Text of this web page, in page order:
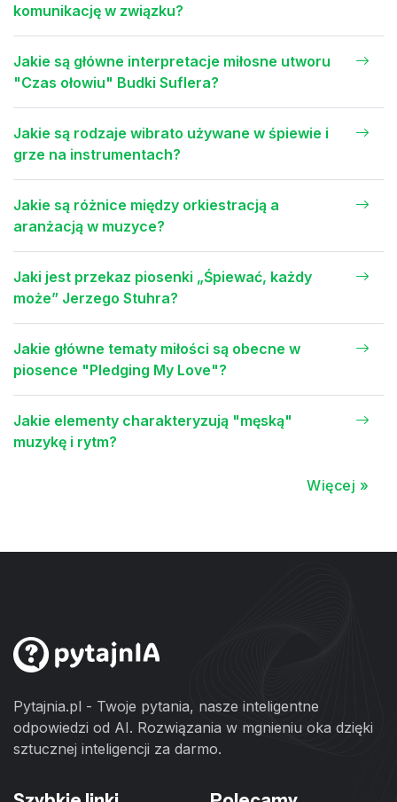
komunikację w związku?
Jakie są główne interpretacje miłosne utworu
"Czas ołowiu" Budki Suflera?
Jakie są rodzaje wibrato używane w śpiewie i
grze na instrumentach?
Jakie są różnice między orkiestracją a
aranżacją w muzyce?
Jaki jest przekaz piosenki „Śpiewać, każdy
może” Jerzego Stuhra?
Jakie główne tematy miłości są obecne w
piosence "Pledging My Love"?
Jakie elementy charakteryzują "męską"
muzykę i rytm?
Więcej »
Pytajnia.pl - Twoje pytania, nasze inteligentne
odpowiedzi od AI. Rozwiązania w mgnieniu oka dzięki
sztucznej inteligencji za darmo.